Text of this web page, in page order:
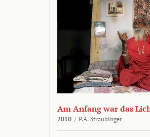
Am Anfang war das
2010 / P.A. Straubinger